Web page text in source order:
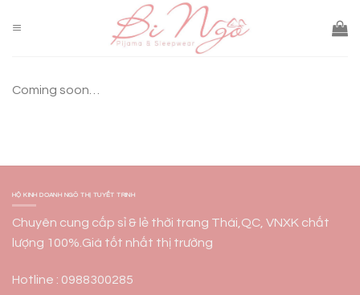
Coming soon…
HỘ KINH DOANH NGÔ THỊ TUYẾT TRINH
Chuyên cung cấp sỉ & lẻ thời trang Thái,QC, VNXK chất
lượng 100%.Giá tốt nhất thị trường
Hotline : 0988300285